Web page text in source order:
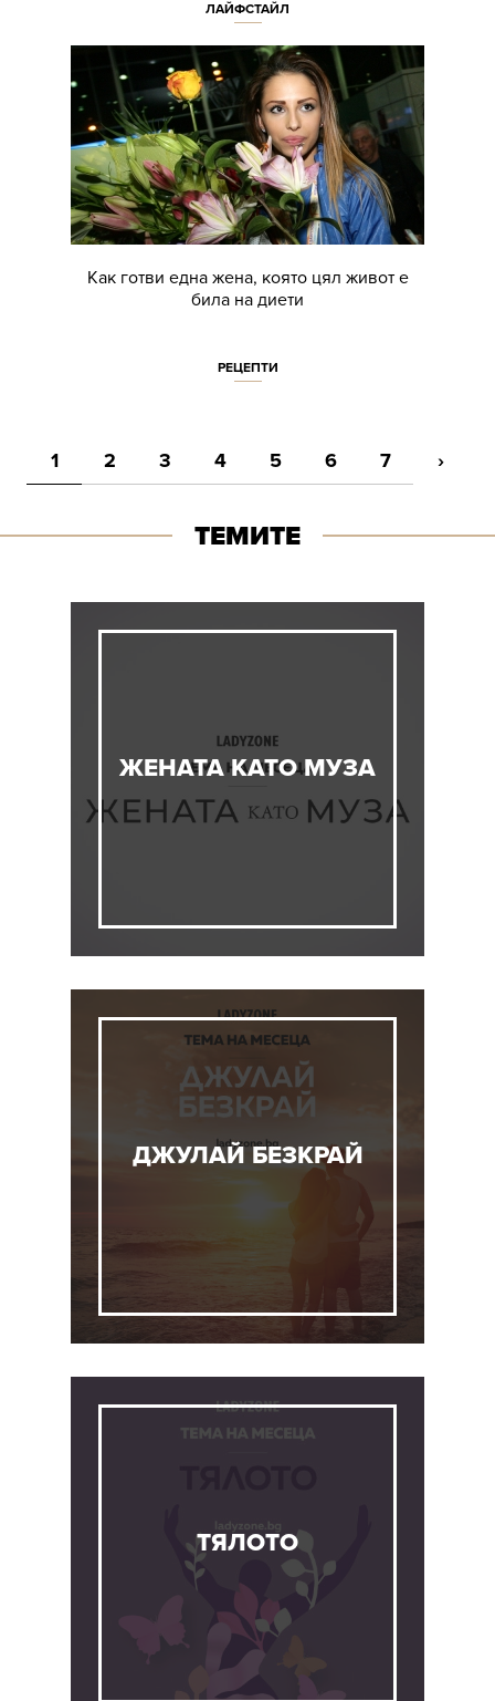
ЛАЙФСТАЙЛ
Как готви една жена, която цял живот е
била на диети
РЕЦЕПТИ
1 2 3 4 5 6 7 ›
ТЕМИТЕ
ЖЕНАТА КАТО МУЗА
ДЖУЛАЙ БЕЗКРАЙ
ТЯЛОТО